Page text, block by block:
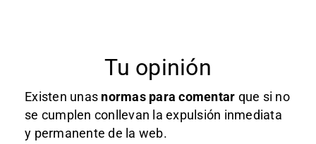
Tu opinión
Existen unas normas para comentar que si no
se cumplen conllevan la expulsión inmediata
y permanente de la web.